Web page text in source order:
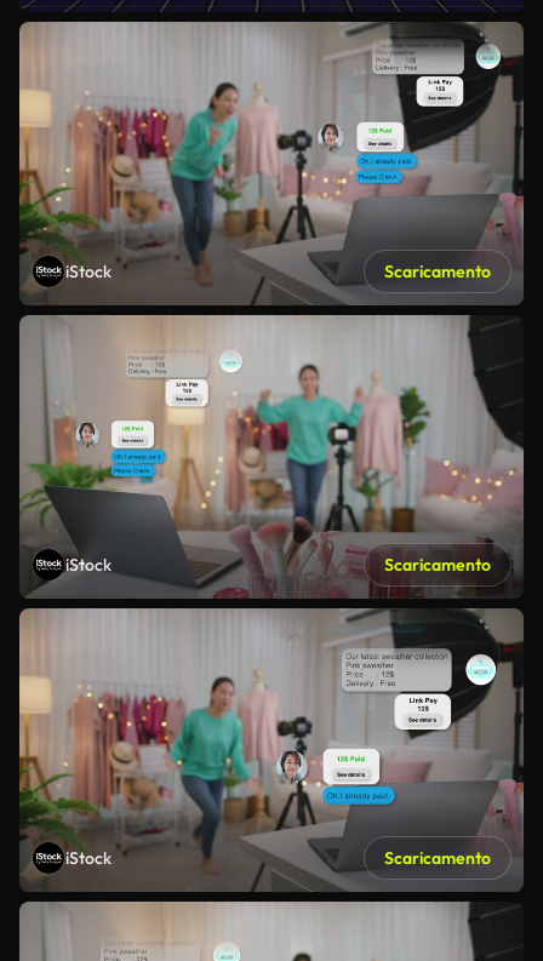
iStock Scaricamento
iStock Scaricamento
iStock Scaricamento